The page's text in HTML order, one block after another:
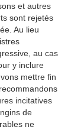
et autres
sont rejetés
Au lieu
au cas
y inclure
mettre fin
incitatives
de
ne